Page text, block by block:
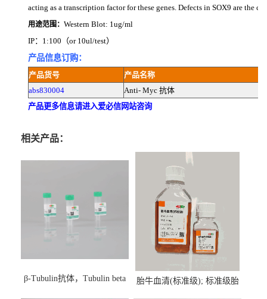
acting as a transcription factor for these genes. Defects in SOX9 are the
用途范围： Western Blot: 1ug/ml
IP：1:100（or 10ul/test）
产品信息订购：
产品货号
产品名称
abs830004
Anti- Myc 抗体
产品更多信息请进入爱必信网站咨询
相关产品：
β-Tubulin抗体，Tubulin beta
胎牛血清(标准级); 标准级胎